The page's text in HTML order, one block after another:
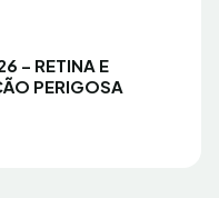
– RETINA E
PERIGOSA